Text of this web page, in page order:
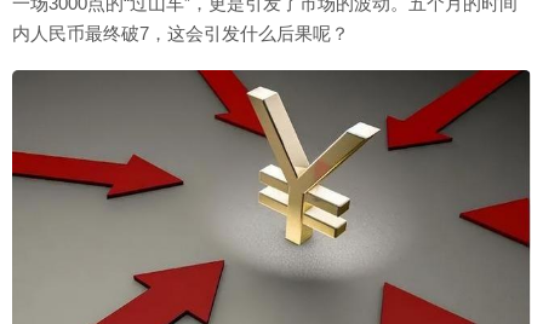
内人民币最终破7，这会引发什么后果呢？